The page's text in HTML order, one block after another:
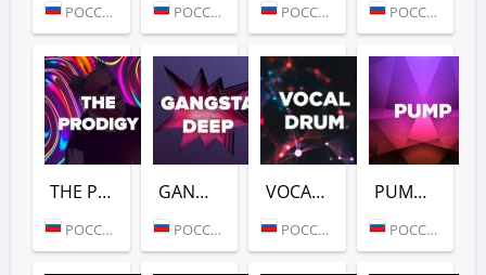
РОССИЯ (МОСКВА) РОССИЯ (МОСКВА) РОССИЯ (МОСКВА) РОССИЯ (МОСКВА)
THE PRODIGY (DFM)
РОССИЯ (МОСКВА)
GANGSTER DEEP (DFM)
РОССИЯ (МОСКВА)
VOCAL DRUM (DFM)
РОССИЯ (МОСКВА)
PUMP (DFM)
РОССИЯ (МОСКВА)